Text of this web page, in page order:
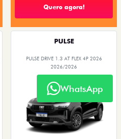
Quero agora!
PULSE
PULSE DRIVE 1.3 AT FLEX 4P 2026
2026/2026
WhatsApp